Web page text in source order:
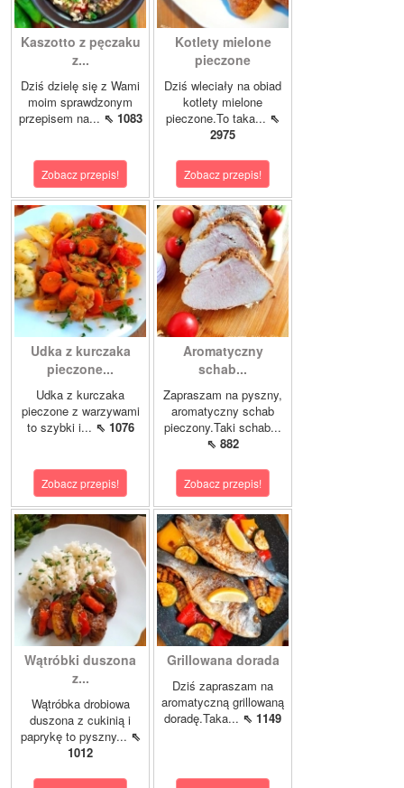
Kaszotto z pęczaku
z...
Dziś dzielę się z Wami
moim sprawdzonym
przepisem na... ⇖ 1083
Zobacz przepis!
Kotlety mielone
pieczone
Dziś wleciały na obiad
kotlety mielone
pieczone.To taka... ⇖
2975
Zobacz przepis!
Udka z kurczaka
pieczone...
Udka z kurczaka
pieczone z warzywami
to szybki i... ⇖ 1076
Zobacz przepis!
Aromatyczny
schab...
Zapraszam na pyszny,
aromatyczny schab
pieczony.Taki schab...
⇖ 882
Zobacz przepis!
Wątróbki duszona
z...
Wątróbka drobiowa
duszona z cukinią i
paprykę to pyszny... ⇖
1012
Grillowana dorada
Dziś zapraszam na
aromatyczną grillowaną
doradę.Taka... ⇖ 1149